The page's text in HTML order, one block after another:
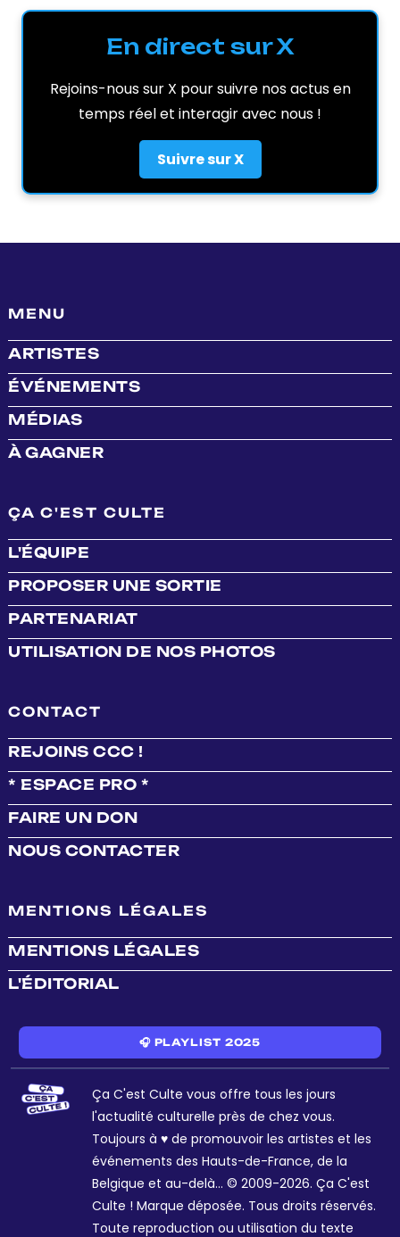
En direct sur X
Rejoins-nous sur X pour suivre nos actus en
temps réel et interagir avec nous !
Suivre sur X
MENU
ARTISTES
ÉVÉNEMENTS
MÉDIAS
À GAGNER
ÇA C'EST CULTE
L'ÉQUIPE
PROPOSER UNE SORTIE
PARTENARIAT
UTILISATION DE NOS PHOTOS
CONTACT
REJOINS CCC !
* ESPACE PRO *
FAIRE UN DON
NOUS CONTACTER
MENTIONS LÉGALES
MENTIONS LÉGALES
L'ÉDITORIAL
🎧 PLAYLIST 2025
Ça C'est Culte vous offre tous les jours
l'actualité culturelle près de chez vous.
Toujours à ♥ de promouvoir les artistes et les
événements des Hauts-de-France, de la
Belgique et au-delà... © 2009-2026. Ça C'est
Culte ! Marque déposée. Tous droits réservés.
Toute reproduction ou utilisation du texte